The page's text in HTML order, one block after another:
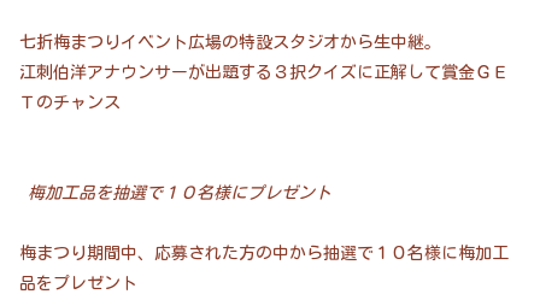
七折梅まつりイベント広場の特設スタジオから生中継。
江刺伯洋アナウンサーが出題する３択クイズに正解して賞金ＧＥ
Ｔのチャンス
梅加工品を抽選で１０名様にプレゼント
梅まつり期間中、応募された方の中から抽選で１０名様に梅加工
品をプレゼント